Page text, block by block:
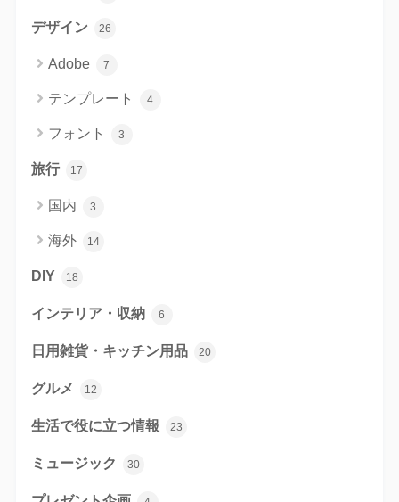
デザイン 26
Adobe 7
テンプレート 4
フォント 3
旅行 17
国内 3
海外 14
DIY 18
インテリア・収納 6
日用雑貨・キッチン用品 20
グルメ 12
生活で役に立つ情報 23
ミュージック 30